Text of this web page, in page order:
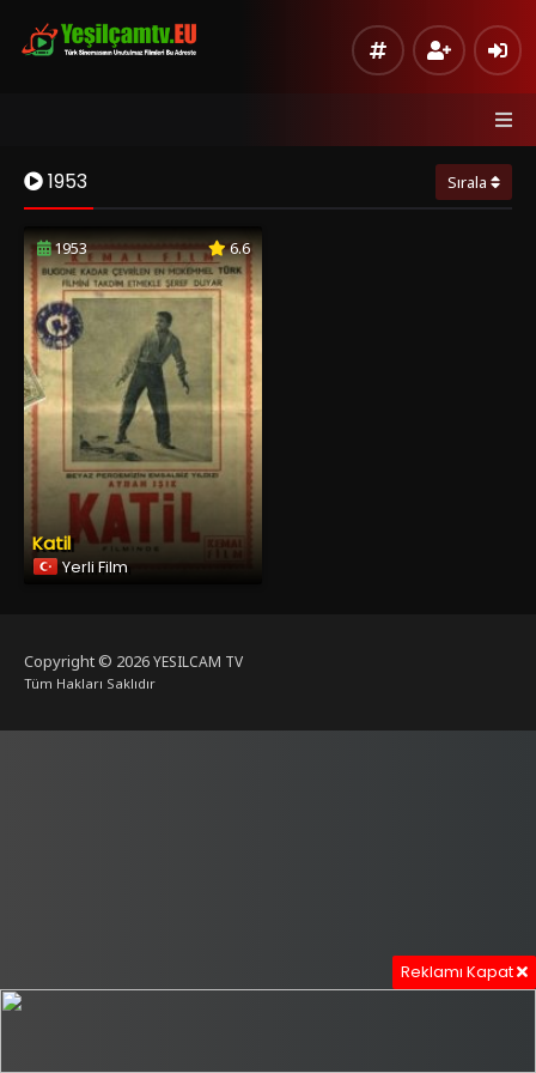
1953 Sırala
1953 6.6
Katil
Yerli Film
Copyright © 2026YESILCAM TV
Tüm Hakları Saklıdır
Reklamı Kapat